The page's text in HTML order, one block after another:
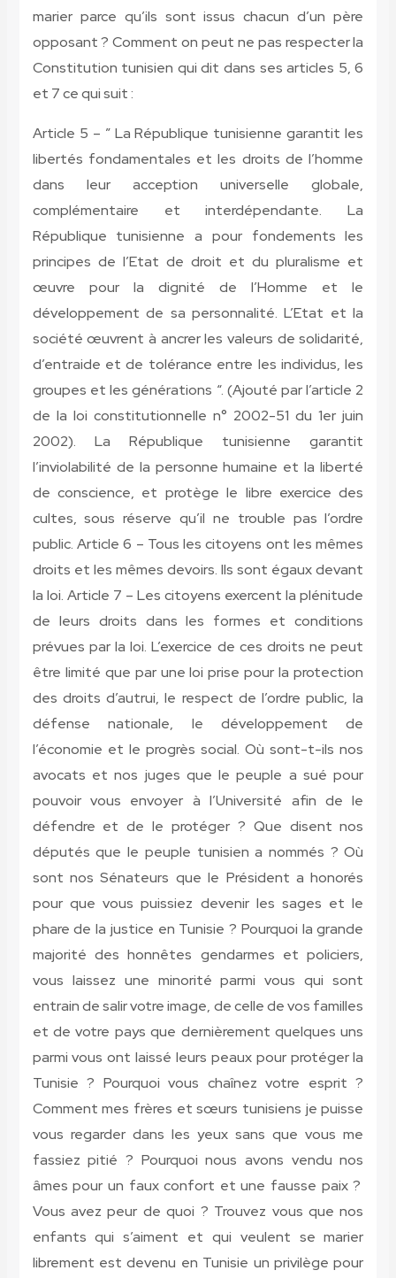
marier parce qu’ils sont issus chacun d’un père
opposant ? Comment on peut ne pas respecter la
Constitution tunisien qui dit dans ses articles 5, 6
et 7 ce qui suit :
Article 5 – ” La République tunisienne garantit les
libertés fondamentales et les droits de l’homme
dans leur acception universelle globale,
complémentaire et interdépendante. La
République tunisienne a pour fondements les
principes de l’Etat de droit et du pluralisme et
œuvre pour la dignité de l’Homme et le
développement de sa personnalité. L’Etat et la
société œuvrent à ancrer les valeurs de solidarité,
d’entraide et de tolérance entre les individus, les
groupes et les générations “. (Ajouté par l’article 2
de la loi constitutionnelle n° 2002-51 du 1er juin
2002). La République tunisienne garantit
l’inviolabilité de la personne humaine et la liberté
de conscience, et protège le libre exercice des
cultes, sous réserve qu’il ne trouble pas l’ordre
public. Article 6 – Tous les citoyens ont les mêmes
droits et les mêmes devoirs. Ils sont égaux devant
la loi. Article 7 – Les citoyens exercent la plénitude
de leurs droits dans les formes et conditions
prévues par la loi. L’exercice de ces droits ne peut
être limité que par une loi prise pour la protection
des droits d’autrui, le respect de l’ordre public, la
défense nationale, le développement de
l’économie et le progrès social.Où sont-t-ils nos
avocats et nos juges que le peuple a sué pour
pouvoir vous envoyer à l’Université afin de le
défendre et de le protéger ? Que disent nos
députés que le peuple tunisien a nommés ? Où
sont nos Sénateurs que le Président a honorés
pour que vous puissiez devenir les sages et le
phare de la justice en Tunisie ? Pourquoi la grande
majorité des honnêtes gendarmes et policiers,
vous laissez une minorité parmi vous qui sont
entrain de salir votre image, de celle de vos familles
et de votre pays que dernièrement quelques uns
parmi vous ont laissé leurs peaux pour protéger la
Tunisie ? Pourquoi vous chaînez votre esprit ?
Comment mes frères et sœurs tunisiens je puisse
vous regarder dans les yeux sans que vous me
fassiez pitié ? Pourquoi nous avons vendu nos
âmes pour un faux confort et une fausse paix ?
Vous avez peur de quoi ? Trouvez vous que nos
enfants qui s’aiment et qui veulent se marier
librement est devenu en Tunisie un privilège pour